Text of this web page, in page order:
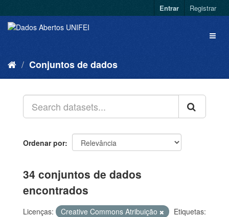
Entrar Registrar
Conjuntos de dados
Ordenar por
34 conjuntos de dados
encontrados
Licenças: Creative Commons Atribuição
Etiquetas: